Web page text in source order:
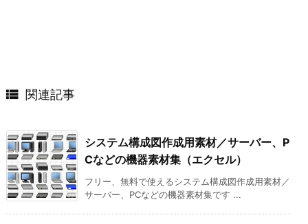
 関連記事
システム構成図作成用素材／サーバー、P
Cなどの機器素材集（エクセル）
フリー、無料で使えるシステム構成図作成用素材／
サーバー、PCなどの機器素材集です ...